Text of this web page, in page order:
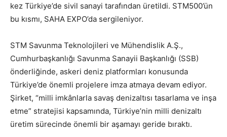
kez Türkiye’de sivil sanayi tarafından üretildi. STM500’ün
bu kısmı, SAHA EXPO’da sergileniyor.
STM Savunma Teknolojileri ve Mühendislik A.Ş.,
Cumhurbaşkanlığı Savunma Sanayii Başkanlığı (SSB)
önderliğinde, askeri deniz platformları konusunda
Türkiye’de önemli projelere imza atmaya devam ediyor.
Şirket, “milli imkânlarla savaş denizaltısı tasarlama ve inşa
etme” stratejisi kapsamında, Türkiye’nin milli denizaltı
üretim sürecinde önemli bir aşamayı geride bıraktı.